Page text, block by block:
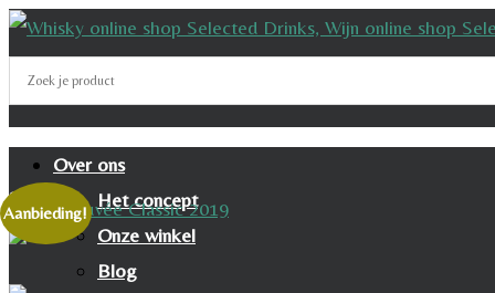
Over ons
Het concept
Onze winkel
Blog
Aanbieding!